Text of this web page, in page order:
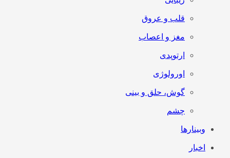
قلب و عروق
مغز و اعصاب
ارتوپدی
اورولوژی
گوش، حلق و بینی
چشم
وبینارها
اخبار